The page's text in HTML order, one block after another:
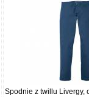
Spodnie z twillu Livergy,